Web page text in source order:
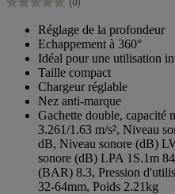
étoiles.
0.0
étoiles.
Réglage de la profondeur
Echappement à 360°
Idéal pour une utilisation
Taille compact
Chargeur réglable
Nez anti-marque
Gachette double, capacité
3.261/1.63 m/s², Niveau
dB, Niveau sonore (dB)
sonore (dB) LPA 1S.1m
(BAR) 8.3, Pression
32-64mm, Poids 2.21kg